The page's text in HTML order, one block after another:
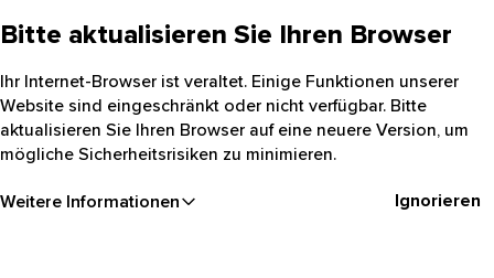
Bitte aktualisieren Sie Ihren Browser
Ihr Internet-Browser ist veraltet. Einige Funktionen unserer
Website sind eingeschränkt oder nicht verfügbar. Bitte
aktualisieren Sie Ihren Browser auf eine neuere Version, um
mögliche Sicherheitsrisiken zu minimieren.
Weitere Informationen Ignorieren